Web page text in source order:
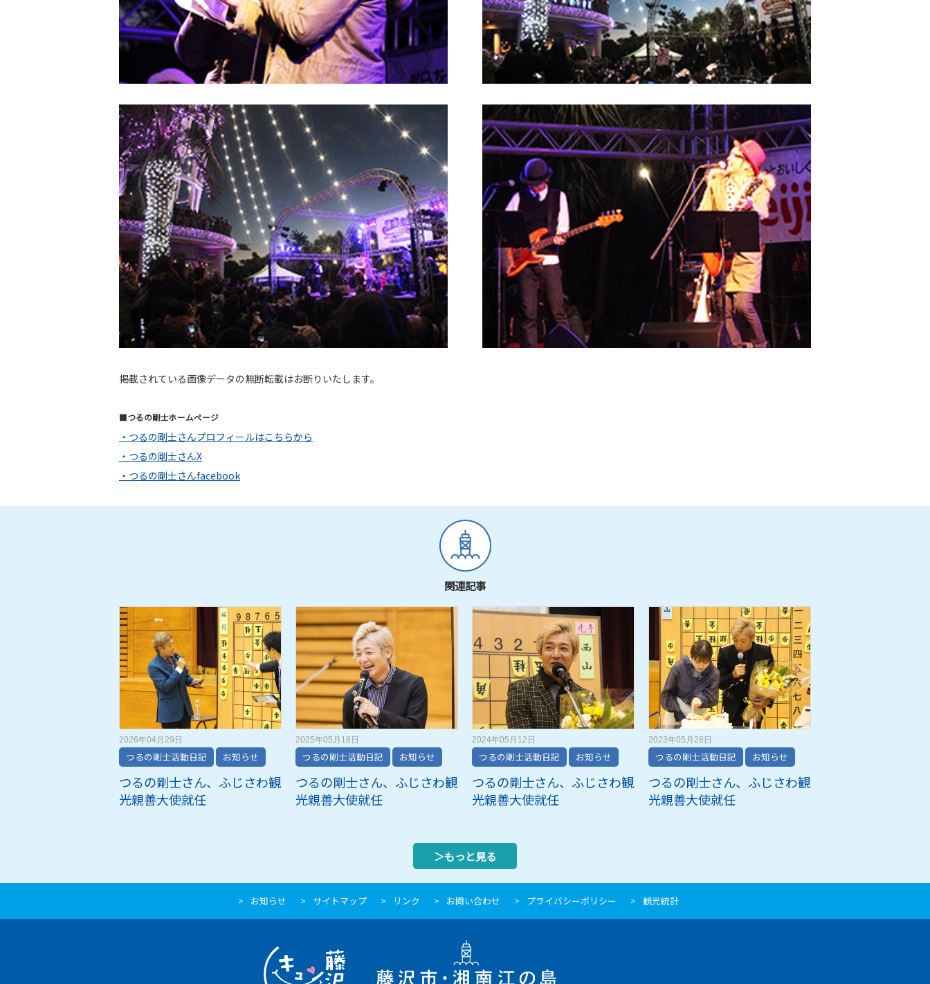
掲載されている画像データの無断転載はお断りいたします。
■つるの剛士ホームページ
・つるの剛士さんプロフィールはこちらから
・つるの剛士さんX
・つるの剛士さんfacebook
関連記事
2026年04月29日
つるの剛士活動日記 お知らせ
つるの剛士さん、ふじさわ観
光親善大使就任
2025年05月18日
つるの剛士活動日記 お知らせ
つるの剛士さん、ふじさわ観
光親善大使就任
2024年05月12日
つるの剛士活動日記 お知らせ
つるの剛士さん、ふじさわ観
光親善大使就任
2023年05月28日
つるの剛士活動日記 お知らせ
つるの剛士さん、ふじさわ観
光親善大使就任
＞もっと見る
お知らせ サイトマップ リンク お問い合わせ プライバシーポリシー 観光統計